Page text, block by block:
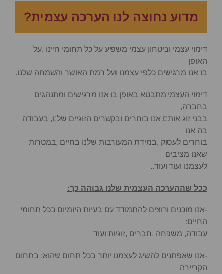
מדוע נחוצה לנו הערכה עצמית?
דימוי עצמי וביטחון עצמי משפיע על כל תחומי חיינו ,על
האופן
בו אנו מרגישים כלפי עצמנו ועל רמת האושר והשמחה שלנו.
דימוי העצמי מתבטא באופן בו אנו מרגישים ומתנהגים
בחברה,
בבני זוג אותם אנו בוחרים ובקשרים הזוגיים שלנו, בעבודה
בה אנו
בוחרים לעסוק ,במידת המעורבות שלנו בחיים ,במטרות
שאנו מציבים
לעצמנו ועוד ועוד..
ככל שההערכה העצמית שלנו גבוהה כך:
-אנו מוכנים ורוצים להתמודד עם בעיות היומיום בכל תחומי
החיים:
עבודה, משפחה ,חברים ,זוגיות ועוד
-אנו שאפתנים להשיג לעצמנו יותר בכל תחום שהוא: בתחום
הקריירה